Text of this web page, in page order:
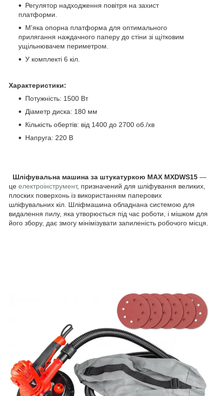
Регулятор надходження повітря на захист
платформи.
М'яка опорна платформа для оптимального
прилягання наждачного паперу до стіни зі щітковим
ущільнювачем периметром.
У комплекті 6 кіл.
Характеристики:
Потужність: 1500 Вт
Діаметр диска: 180 мм
Кількість обертів: від 1400 до 2700 об./хв
Напруга: 220 В
Шліфувальна машина за штукатуркою MAX MXDWS15 —
це електроінструмент, призначений для шліфування великих,
плоских поверхонь із використанням паперових
шліфувальних кіл. Шліфмашина обладнана системою для
видалення пилу, яка утворюється під час роботи, і мішком для
його збору, дає змогу мінімізувати запиленість робочого місця.